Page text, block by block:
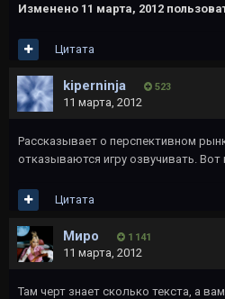
Изменено 11 марта, 2012
Цитата
kiperninja 523
11 марта, 2012
Рассказывает о перспективном
отказываются игру озвучивать. Вот
Цитата
Миро 1 141
11 марта, 2012
Там черт знает сколько текста, а